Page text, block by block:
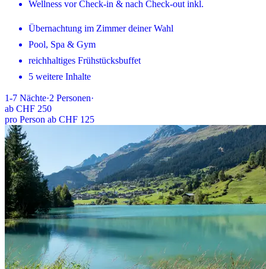
Wellness vor Check-in & nach Check-out inkl.
Übernachtung im Zimmer deiner Wahl
Pool, Spa & Gym
reichhaltiges Frühstücksbuffet
5 weitere Inhalte
1-7 Nächte·2 Personen·
ab CHF 250
pro Person ab CHF 125